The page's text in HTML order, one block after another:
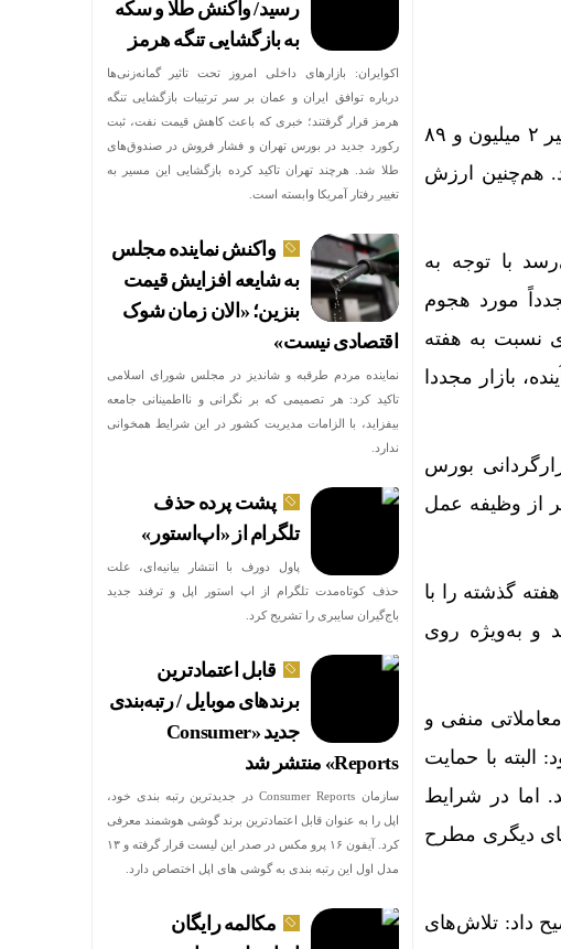
آمار معاملات بازار فیزیکی بورس کالای ایران نشان می‌دهد: در هفته منتهی به ۱۳ تیر ۲ میلیون و ۸۹
تومان معامله شد. هم‌چنین ارزش
با توجه به
مورد هجوم
نسبت به هفته
بازار مجددا
بورس
از وظیفه عمل
گذشته را با
و به‌ویژه روی
روز معاملاتی منفی و
البته با حمایت
اما در شرایط
دیگری مطرح
داد: تلاش‌های
رسید/ واکنش طلا و سکه
به بازگشایی تنگه هرمز
اکوایران: بازارهای داخلی امروز تحت تاثیر گمانه‌زنی‌ها
درباره توافق ایران و عمان بر سر ترتیبات بازگشایی تنگه
هرمز قرار گرفتند؛ خبری که باعث کاهش قیمت نفت، ثبت
رکورد جدید در بورس تهران و فشار فروش در صندوق‌های
طلا شد. هرچند تهران تاکید کرده بازگشایی این مسیر به
تغییر رفتار آمریکا وابسته است.
واکنش نماینده مجلس
به شایعه افزایش قیمت
بنزین؛ «الان زمان شوک
اقتصادی نیست»
نماینده مردم طرقبه و شاندیز در مجلس شورای اسلامی
تاکید کرد: هر تصمیمی که بر نگرانی و نااطمینانی جامعه
بیفزاید، با الزامات مدیریت کشور در این شرایط همخوانی
ندارد.
پشت پرده حذف
تلگرام از «اپ‌استور»
پاول دورف با انتشار بیانیه‌ای، علت
حذف کوتاه‌مدت تلگرام از اپ استور اپل و ترفند جدید
باج‌گیران سایبری را تشریح کرد.
قابل اعتمادترین
برندهای موبایل / رتبه‌بندی
جدید «Consumer
Reports» منتشر شد
سازمان Consumer Reports در جدیدترین رتبه بندی خود،
اپل را به عنوان قابل اعتمادترین برند گوشی هوشمند معرفی
کرد. آیفون ۱۶ پرو مکس در صدر این لیست قرار گرفته و ۱۳
مدل اول این رتبه بندی به گوشی های اپل اختصاص دارد.
مکالمه رایگان